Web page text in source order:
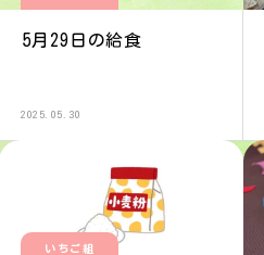
5月29日の給食
2025.05.30
いちご組